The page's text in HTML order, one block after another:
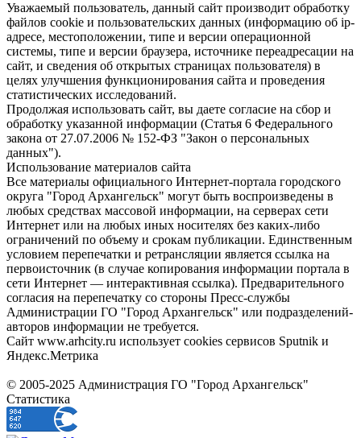
Уважаемый пользователь, данный сайт производит обработку
файлов cookie и пользовательских данных (информацию об ip-
адресе, местоположении, типе и версии операционной
системы, типе и версии браузера, источнике переадресации на
сайт, и сведения об открытых страницах пользователя) в
целях улучшения функционирования сайта и проведения
статистических исследований.
Продолжая использовать сайт, вы даете согласие на сбор и
обработку указанной информации (Статья 6 Федерального
закона от 27.07.2006 № 152-ФЗ "Закон о персональных
данных").
Использование материалов сайта
Все материалы официального Интернет-портала городского
округа "Город Архангельск" могут быть воспроизведены в
любых средствах массовой информации, на серверах сети
Интернет или на любых иных носителях без каких-либо
ограничений по объему и срокам публикации. Единственным
условием перепечатки и ретрансляции является ссылка на
первоисточник (в случае копирования информации портала в
сети Интернет — интерактивная ссылка). Предварительного
согласия на перепечатку со стороны Пресс-службы
Администрации ГО "Город Архангельск" или подразделений-
авторов информации не требуется.
Сайт www.arhcity.ru использует cookies сервисов Sputnik и
Яндекс.Метрика
© 2005-2025 Администрация ГО "Город Архангельск"
Статистика